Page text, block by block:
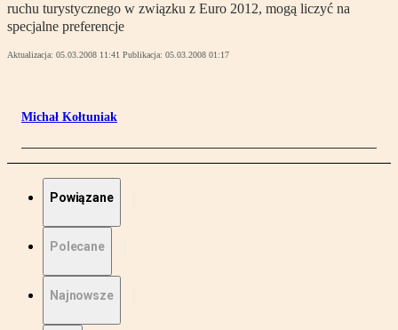
ruchu turystycznego w związku z Euro 2012, mogą liczyć na
specjalne preferencje
Aktualizacja: 05.03.2008 11:41 Publikacja: 05.03.2008 01:17
Michał Kołtuniak
Powiązane
Polecane
Najnowsze